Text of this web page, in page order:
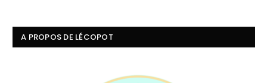
A PROPOS DE LÉCOPOT